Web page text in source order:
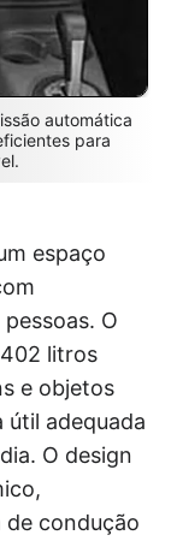
automática
para
espaço
O
litros
e objetos
útil adequada
O design
condução